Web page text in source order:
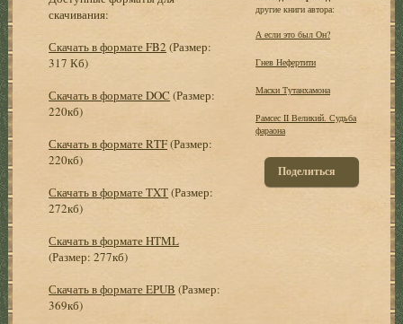
скачивания:
Скачать в формате FB2 (Размер:
317 Кб)
Скачать в формате DOC (Размер:
220кб)
Скачать в формате RTF(Размер:
220кб)
Скачать в формате TXT(Размер:
272кб)
Скачать в формате HTML
(Размер: 277кб)
Скачать в формате EPUB (Размер:
369кб)
другие книги автора:
А если это был Он?
Гнев Нефертити
Маски Тутанхамона
Рамсес II Великий. Судьба
фараона
Поделиться